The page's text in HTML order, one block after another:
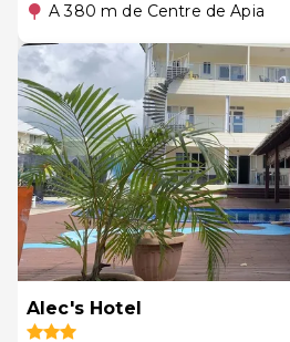
A 380 m de Centre de Apia
Alec's Hotel